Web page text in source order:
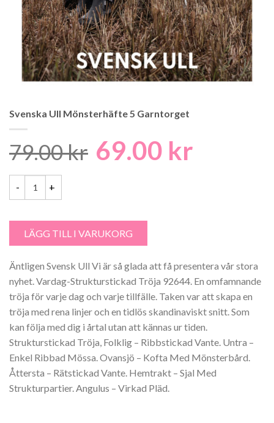
Svenska Ull Mönsterhäfte 5 Garntorget
79.00kr Det
79.00 kr.
69.00 kr
LÄGG TILL I VARUKORG
Äntligen Svensk Ull Vi är så glada att få presentera vår stora
nyhet. Vardag-Strukturstickad Tröja 92644. En omfamnande
tröja för varje dag och varje tillfälle. Taken var att skapa en
tröja med rena linjer och en tidlös skandinaviskt snitt. Som
kan följa med dig i årtal utan att kännas ur tiden.
Strukturstickad Tröja, Folklig – Ribbstickad Vante. Untra –
Enkel Ribbad Mössa. Ovansjö – Kofta Med Mönsterbård.
Åttersta – Rätstickad Vante. Hemtrakt – Sjal Med
Strukturpartier. Angulus – Virkad Pläd.